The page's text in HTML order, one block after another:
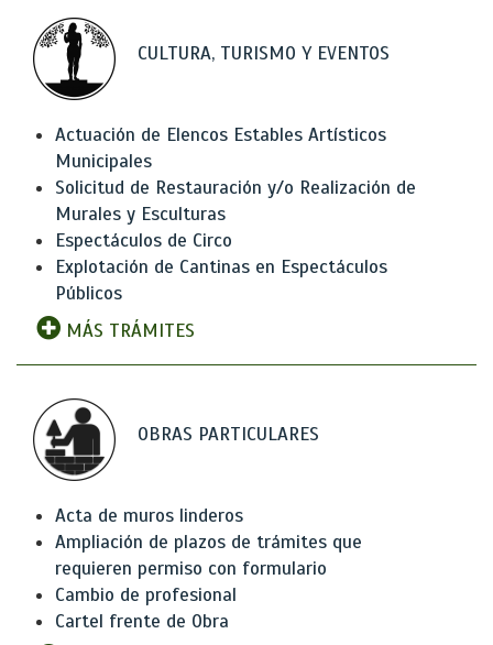
CULTURA, TURISMO Y EVENTOS
Actuación de Elencos Estables Artísticos
Municipales
Solicitud de Restauración y/o Realización de
Murales y Esculturas
Espectáculos de Circo
Explotación de Cantinas en Espectáculos
Públicos
MÁS TRÁMITES
OBRAS PARTICULARES
Acta de muros linderos
Ampliación de plazos de trámites que
requieren permiso con formulario
Cambio de profesional
Cartel frente de Obra